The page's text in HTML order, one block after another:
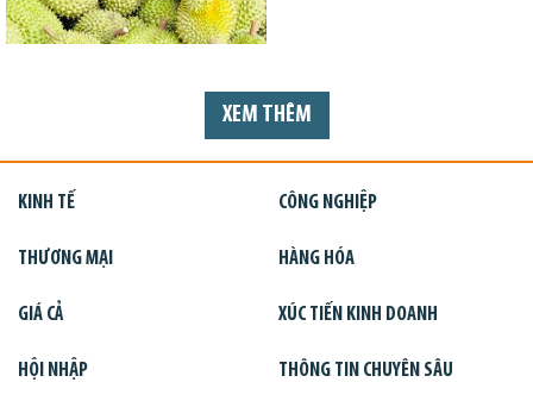
XEM THÊM
KINH TẾ CÔNG NGHIỆP
THƯƠNG MẠI HÀNG HÓA
GIÁ CẢ XÚC TIẾN KINH DOANH
HỘI NHẬP THÔNG TIN CHUYÊN SÂU